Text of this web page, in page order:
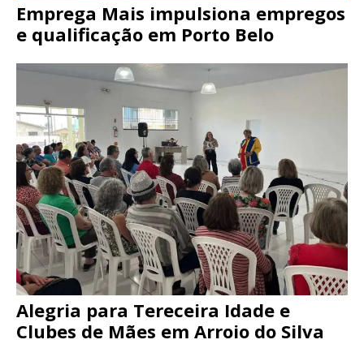
Emprega Mais impulsiona empregos
e qualificação em Porto Belo
Alegria para Tereceira Idade e
Clubes de Mães em Arroio do Silva